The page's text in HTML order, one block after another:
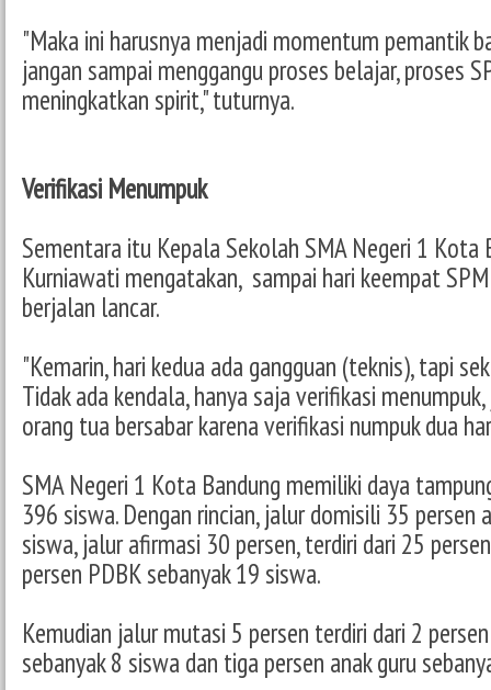
"Maka ini harusnya menjadi momentum pemantik
jangan sampai menggangu proses belajar, proses
meningkatkan spirit," tuturnya.
Verifikasi Menumpuk
Sementara itu Kepala Sekolah SMA Negeri 1 Kota
Kurniawati mengatakan, sampai hari keempat
berjalan lancar.
"Kemarin, hari kedua ada gangguan (teknis), tapi
Tidak ada kendala, hanya saja verifikasi
orang tua bersabar karena verifikasi numpuk dua
SMA Negeri 1 Kota Bandung memiliki daya
396 siswa. Dengan rincian, jalur domisili 35 persen
siswa, jalur afirmasi 30 persen, terdiri dari 25
persen PDBK sebanyak 19 siswa.
Kemudian jalur mutasi 5 persen terdiri dari 2
sebanyak 8 siswa dan tiga persen anak guru